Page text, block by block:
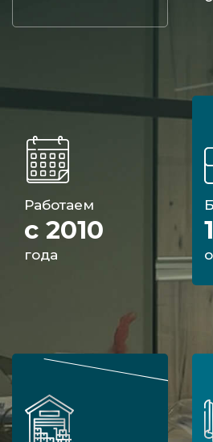
Работаем
с 2010
года